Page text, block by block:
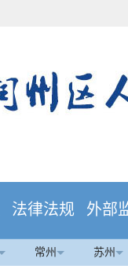
法律法规 外部
常州 苏州